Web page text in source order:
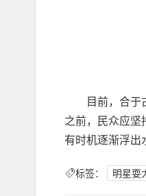
目前，合于古
之前，民众应
有时机逐渐浮出
标签： 明星耍